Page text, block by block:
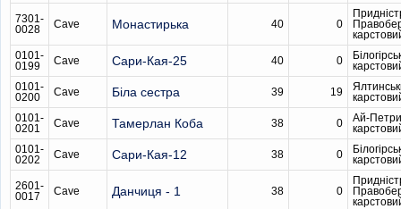
7301-
0028
Cave Монастирька 40 0
0101-
0199
Cave Сари-Кая-25 40 0
0101-
0200
Cave Біла сестра 39 19
0101-
0201
Cave Тамерлан Коба 38 0
Ай-
0101-
0202
Cave Сари-Кая-12 38 0
2601-
0017
Cave Данчиця - 1 38 0